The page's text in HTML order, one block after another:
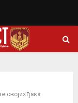
својих ђака